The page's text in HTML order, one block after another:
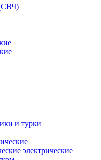
и турки
электрические